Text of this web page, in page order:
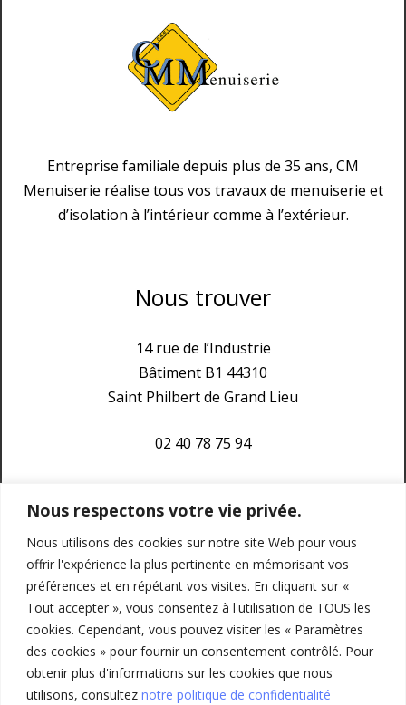
Nous respectons votre vie privée.
Nous utilisons des cookies sur notre site Web pour vous
offrir l'expérience la plus pertinente en mémorisant vos
préférences et en répétant vos visites. En cliquant sur «
Tout accepter », vous consentez à l'utilisation de TOUS les
cookies. Cependant, vous pouvez visiter les « Paramètres
des cookies » pour fournir un consentement contrôlé. Pour
obtenir plus d'informations sur les cookies que nous
utilisons, consultez notre politique de confidentialité
Entreprise familiale depuis plus de 35 ans, CM
Menuiserie réalise tous vos travaux de menuiserie et
d’isolation à l’intérieur comme à l’extérieur.
Nous trouver
14 rue de l’Industrie
Bâtiment B1 44310
Saint Philbert de Grand Lieu
02 40 78 75 94
Liens utiles
Accueil
Portes/Portails/Fenêtres
Menuiserie/Charpente/Isolation